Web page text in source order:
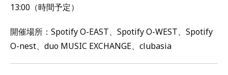
13:00（時間予定）
開催場所：Spotify O-EAST、Spotify O-WEST、Spotify
O-nest、duo MUSIC EXCHANGE、clubasia